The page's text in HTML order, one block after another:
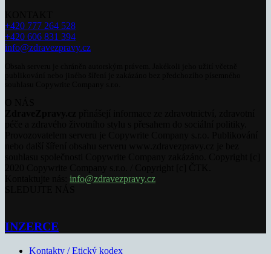
+420 777 264 528
+420 606 831 394
info@zdravezpravy.cz
info@zdravezpravy.cz
INZERCE
Kontakty / Etický kodex